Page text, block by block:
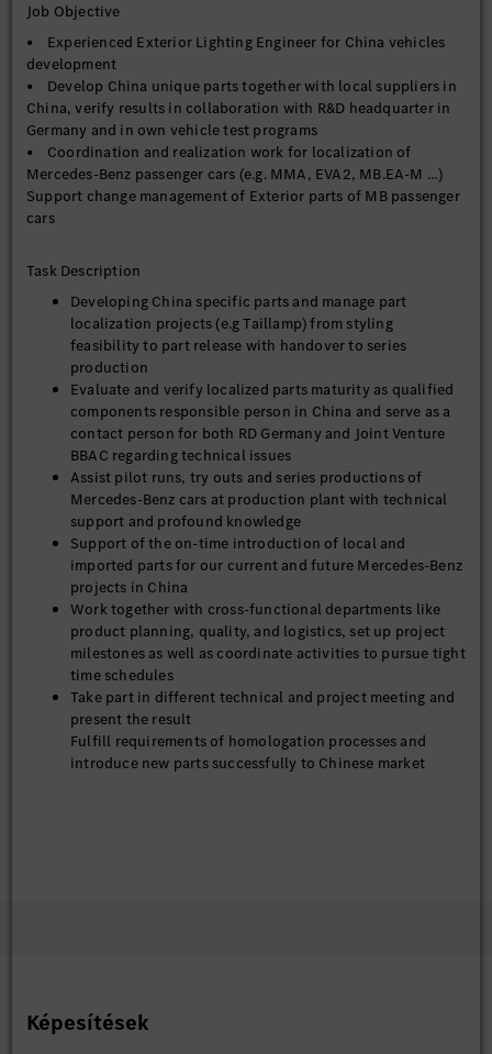
Job Objective
• Experienced Exterior Lighting Engineer for China vehicles
development
• Develop China unique parts together with local suppliers in
China, verify results in collaboration with R&D headquarter in
Germany and in own vehicle test programs
• Coordination and realization work for localization of
Mercedes-Benz passenger cars (e.g. MMA, EVA2, MB.EA-M …)
Support change management of Exterior parts of MB passenger
cars
Task Description
Developing China specific parts and manage part
localization projects (e.g Taillamp) from styling
feasibility to part release with handover to series
production
Evaluate and verify localized parts maturity as qualified
components responsible person in China and serve as a
contact person for both RD Germany and Joint Venture
BBAC regarding technical issues
Assist pilot runs, try outs and series productions of
Mercedes-Benz cars at production plant with technical
support and profound knowledge
Support of the on-time introduction of local and
imported parts for our current and future Mercedes-Benz
projects in China
Work together with cross-functional departments like
product planning, quality, and logistics, set up project
milestones as well as coordinate activities to pursue tight
time schedules
Take part in different technical and project meeting and
present the result
Fulfill requirements of homologation processes and
introduce new parts successfully to Chinese market
Képesítések